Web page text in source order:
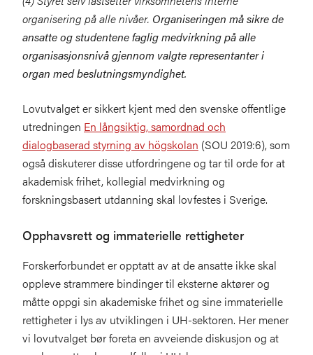
organisering på alle nivåer. Organiseringen må sikre de
ansatte og studentene faglig medvirkning på alle
organisasjonsnivå gjennom valgte representanter i
organ med beslutningsmyndighet.
Lovutvalget er sikkert kjent med den svenske offentlige
utredningen En långsiktig, samordnad och
dialogbaserad styrning av högskolan (SOU 2019:6), som
også diskuterer disse utfordringene og tar til orde for at
akademisk frihet, kollegial medvirkning og
forskningsbasert utdanning skal lovfestes i Sverige.
Opphavsrett og immaterielle rettigheter
Forskerforbundet er opptatt av at de ansatte ikke skal
oppleve strammere bindinger til eksterne aktører og
måtte oppgi sin akademiske frihet og sine immaterielle
rettigheter i lys av utviklingen i UH-sektoren. Her mener
vi lovutvalget bør foreta en avveiende diskusjon og at